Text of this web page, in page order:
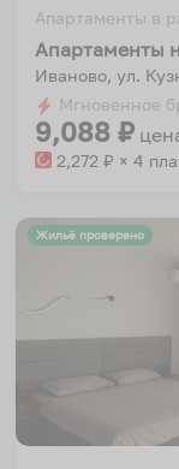
Апартаменты в
Апартаменты
Иваново, ул.
Мгновенное
9,088 ₽
2,272 ₽ × 4
Жильё проверено